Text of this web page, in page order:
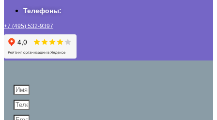
Телефоны:
+7 (495) 532-9397